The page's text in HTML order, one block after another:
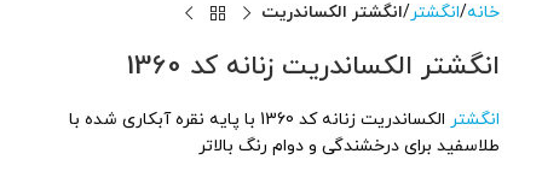
خانه انگشتر انگشتر الکساندریت
انگشتر الکساندریت زنانه کد 1360
انگشتر
الکساندریت زنانه کد 1360 با پایه نقره آبکاری شده با
طلاسفید برای درخشندگی و دوام رنگ بالاتر